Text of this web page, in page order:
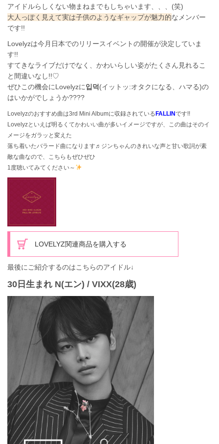
アイドルらしくない物まねまでもしちゃいます、、、(笑)
大人っぽく見えて実は子供のようなギャップが魅力的なメンバー
です!!
Lovelyzは今月日本でのリリースイベントの開催が決定していま
す!!
すてきなライブだけでなく、かわいらしい姿がたくさん見れるこ
と間違いなし!!♡
ぜひこの機会にLovelyzに입 덕 (イットッ:オタクになる、ハマる)の
はいかがでしょうか????
Lovelyzのおすすめ曲は3rd Mini Albumに収録されているFALLINです!!
Lovelyzといえば明るくてかわいい曲が多いイメージですが、この曲はそのイ
メージをガラッと変えた
落ち着いたバラード曲になります♬ジンちゃんのきれいな声と甘い歌詞が素
敵な曲なので、こちらもぜひぜひ
1度聴いてみてください～
LOVELYZ関連商品を購入する
最後にご紹介するのはこちらのアイドル↓
30日生まれ N(エン) / VIXX(28歳)